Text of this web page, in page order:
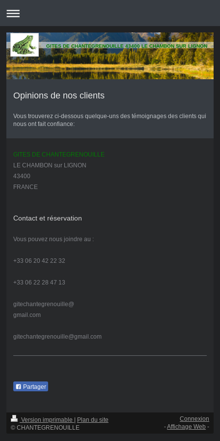
GITES DE CHANTEGRENOUILLE 43400 LE CHAMBON SUR LIGNON
Opinions de nos clients
Vous trouverez ci-dessous quelque-uns des témoignages des clients qui
nous ont fait confiance:
GITES DE CHANTEGRENOUILLE
LE CHAMBON sur LIGNON
43400
FRANCE
Contact et réservation
Vous pouvez nous joindre au :
+33 06 20 42 22 32
+33 06 22 28 47 13
gitechantegrenouille@
gmail.com
gitechantegrenouille@gmail.com
Partager
Version imprimable | Plan du site
© CHANTEGRENOUILLE
Connexion
-Affichage Web -